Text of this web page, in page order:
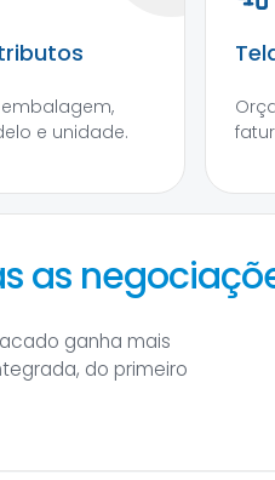
e unidade.
as
ganha mais
do primeiro